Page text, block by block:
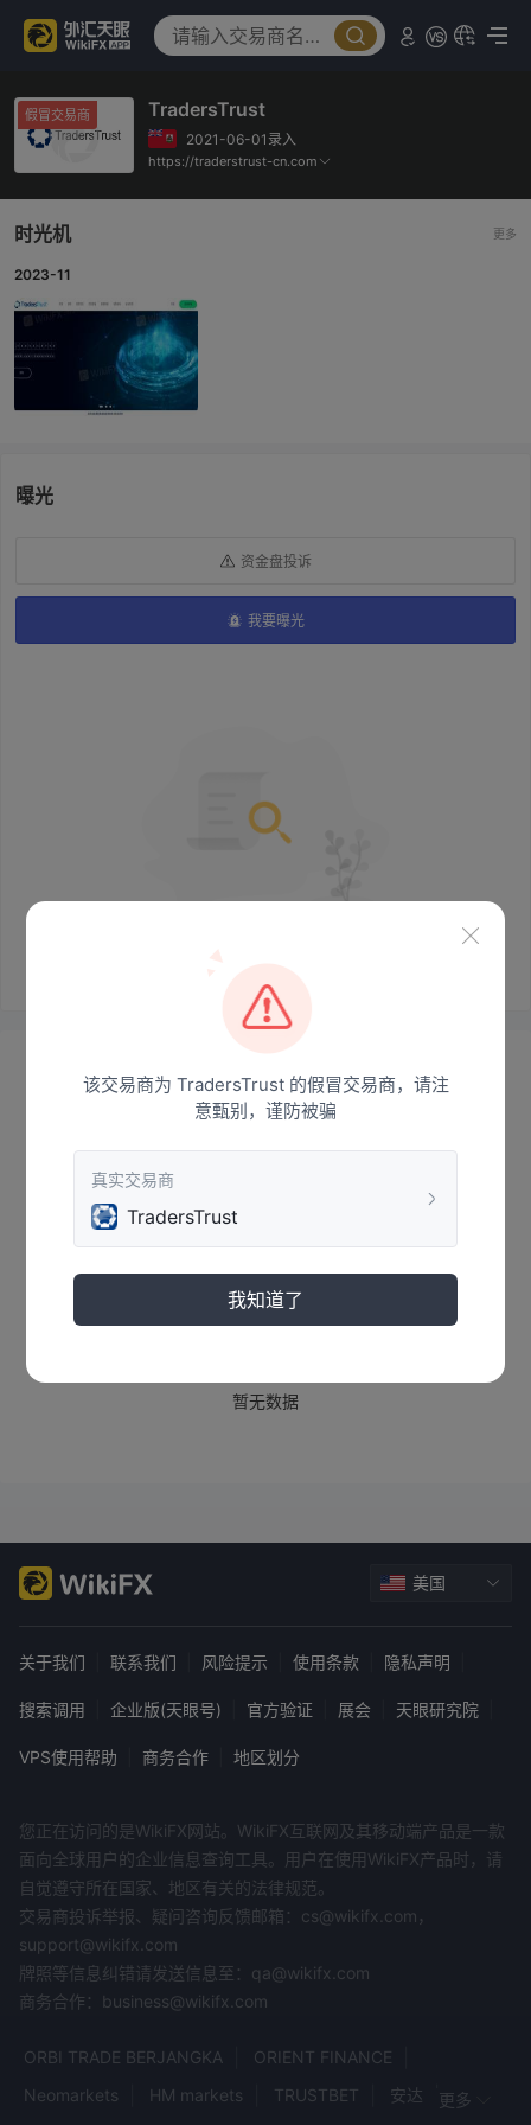
假冒交易商 TradersTrust
2021-06-01录入
https://traderstrust-cn.com
时光机 更多
2023-11
曝光
资金盘投诉
我要曝光
暂无数据
该交易商为 TradersTrust 的假冒交易商，请注
意甄别，谨防被骗
真实交易商
TradersTrust
我知道了
美国
关于我们 联系我们 风险提示 使用条款 隐私声明
搜索调用 企业版(天眼号) 官方验证 展会 天眼研究院
VPS使用帮助 商务合作 地区划分
您正在访问的是WikiFX网站。WikiFX互联网及其移动端产品是一款
面向全球用户的企业信息查询工具。用户在使用WikiFX产品时，请
自觉遵守所在国家、地区有关的法律规范。
交易商投诉举报、疑问咨询反馈邮箱：cs@wikifx.com，
support@wikifx.com
牌照等信息纠错请发送信息至：qa@wikifx.com
商务合作：business@wikifx.com
ORBI TRADE BERJANGKA
ORIENT FINANCE
Neomarkets
HM markets TRUSTBET
安达
更多